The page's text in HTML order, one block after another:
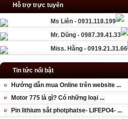
Hỗ trợ trực tuyến
Ms Liên - 0931.118.199
Mr. Dũng - 0987.39.41.33
Miss. Hằng - 0919.21.31.66
Tin tức nổi bật
Hướng dẫn mua Online trên website ...
Motor 775 là gì? Có những loại ...
Pin lithium sắt photphatse- LIFEPO4- ...